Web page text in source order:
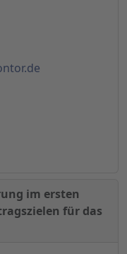
im ersten
für das